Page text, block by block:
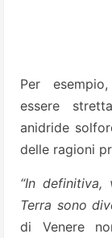
Per
essere
anidride
delle ragioni
“In definitiva,
Terra sono
di Venere